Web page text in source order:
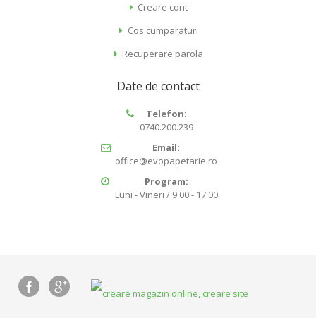
Creare cont
Cos cumparaturi
Recuperare parola
Date de contact
Telefon:
0740.200.239
Email:
office@evopapetarie.ro
Program:
Luni - Vineri / 9:00 - 17:00